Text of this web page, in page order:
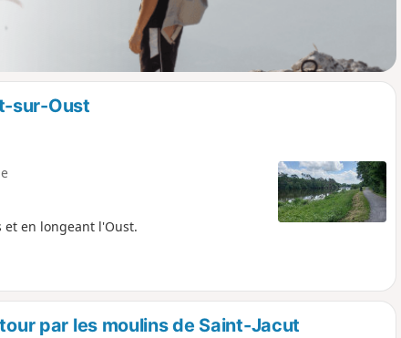
sur-Oust
et en longeant l'Oust.
par les moulins de Saint-Jacut